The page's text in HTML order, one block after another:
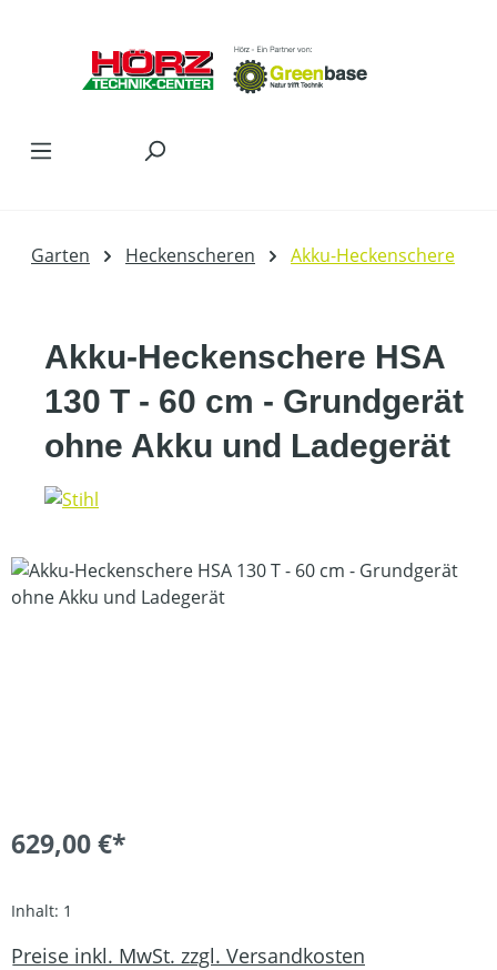
Garten Heckenscheren Akku-Heckenschere
Akku-Heckenschere HSA
130 T - 60 cm - Grundgerät
ohne Akku und Ladegerät
Bildergalerie überspringen
629,00 €*
Inhalt: 1
Preise inkl. MwSt. zzgl. Versandkosten